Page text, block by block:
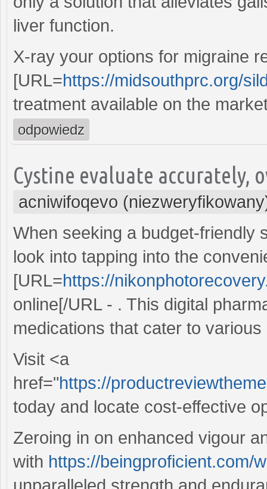
liver function.
X-ray your options for migraine
[URL=https://midsouthprc.org/
treatment available on the
odpowiedz
Cystine evaluate accurately,
acniwifoqevo
When seeking a budget-friendly
look into tapping into the
[URL=https://
online[/URL - . This digital
medications that cater to
Visit <a
href="https://
today and locate cost-effective
Zeroing in on enhanced vigour
with https://beingproficient.com/
unparalleled strength and